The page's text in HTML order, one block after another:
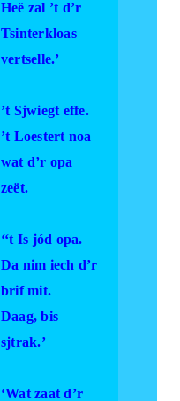
Heë zal ’t d’r
Tsinterkloas
vertselle.’
’t Sjwiegt effe.
’t Loestert noa
wat d’r opa
zeët.
‘‘t Is jód opa.
Da nim iech d’r
brif mit.
Daag, bis
sjtrak.’
‘Wat zaat d’r